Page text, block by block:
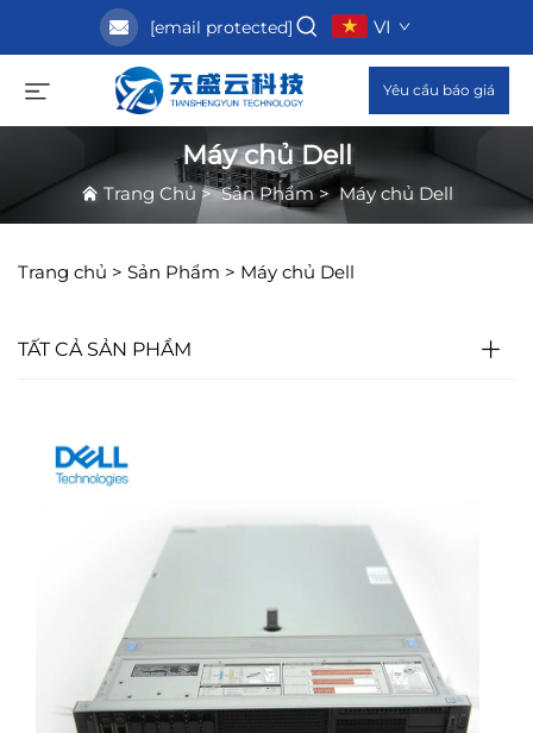
[email protected] VI
Yêu cầu báo giá
Máy chủ Dell
Trang Chủ>Sản Phẩm>Máy chủ Dell
Trang chủ > Sản Phẩm > Máy chủ Dell
TẤT CẢ SẢN PHẨM